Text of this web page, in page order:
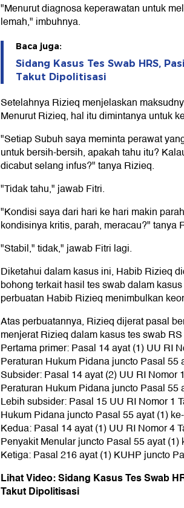
"Menurut diagnosa keperawatan untuk
lemah," imbuhnya.
Baca juga:
Sidang Kasus Tes Swab HRS,
Takut Dipolitisasi
Setelahnya Rizieq menjelaskan
Menurut Rizieq, hal itu dimintanya untuk
"Setiap Subuh saya meminta perawat
untuk bersih-bersih, apakah tahu itu?
dicabut selang infus?" tanya Rizieq.
"Tidak tahu," jawab Fitri.
"Kondisi saya dari hari ke hari makin
kondisinya kritis, parah, meracau?" tanya
"Stabil," tidak," jawab Fitri lagi.
Diketahui dalam kasus ini, Habib Rizieq
bohong terkait hasil tes swab dalam
perbuatan Habib Rizieq menimbulkan
Atas perbuatannya, Rizieq dijerat pasal
menjerat Rizieq dalam kasus tes swab
Pertama primer: Pasal 14 ayat (1) UU RI
Peraturan Hukum Pidana juncto Pasal 55
Subsider: Pasal 14 ayat (2) UU RI Nomor
Peraturan Hukum Pidana juncto Pasal 55
Lebih subsider: Pasal 15 UU RI Nomor 1
Hukum Pidana juncto Pasal 55 ayat (1)
Kedua: Pasal 14 ayat (1) UU RI Nomor 4
Penyakit Menular juncto Pasal 55 ayat (1)
Ketiga: Pasal 216 ayat (1) KUHP juncto
Lihat Video: Sidang Kasus Tes Swab
Takut Dipolitisasi